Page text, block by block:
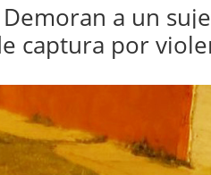
Demoran a un
captura por